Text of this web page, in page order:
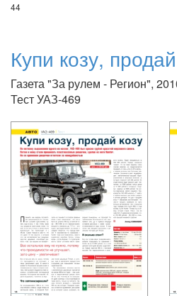
44
Купи козу,
Газета "За рулем - Регион",
Тест УАЗ-469